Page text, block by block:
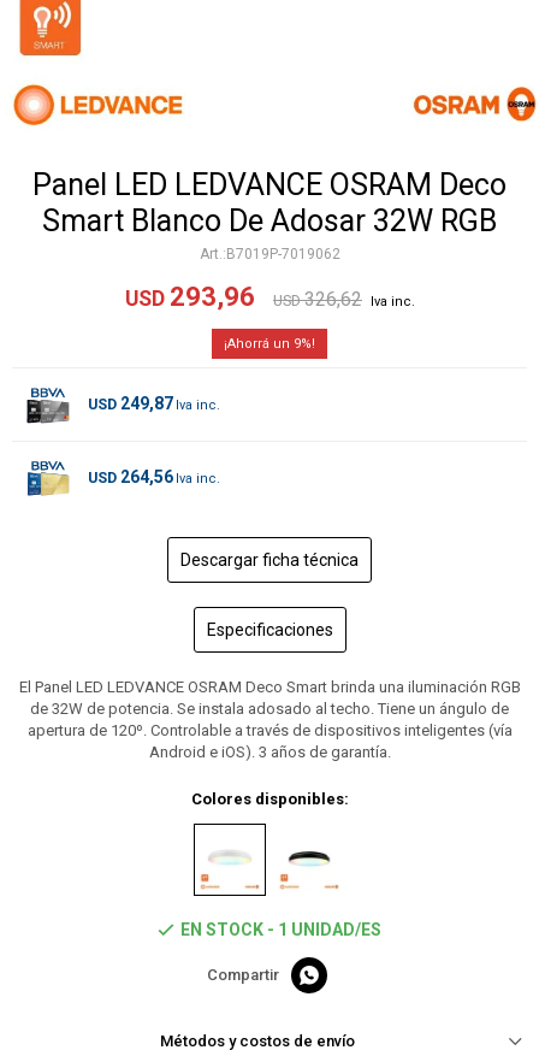
Panel LED LEDVANCE OSRAM Deco
Smart Blanco De Adosar 32W RGB
B7019P-7019062
USD 293,96 USD 326,62
9
USD 249,87
USD 264,56
Descargar ficha técnica
Especificaciones
El Panel LED LEDVANCE OSRAM Deco Smart brinda una iluminación RGB
de 32W de potencia. Se instala adosado al techo. Tiene un ángulo de
apertura de 120º. Controlable a través de dispositivos inteligentes (vía
Android e iOS). 3 años de garantía.
Colores disponibles:
EN STOCK - 1 UNIDAD/ES

Métodos y costos de envío